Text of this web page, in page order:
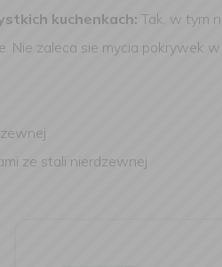
kuchenkach: Tak, w tym
Nie zaleca sie mycia pokrywek
ze stali nierdzewnej